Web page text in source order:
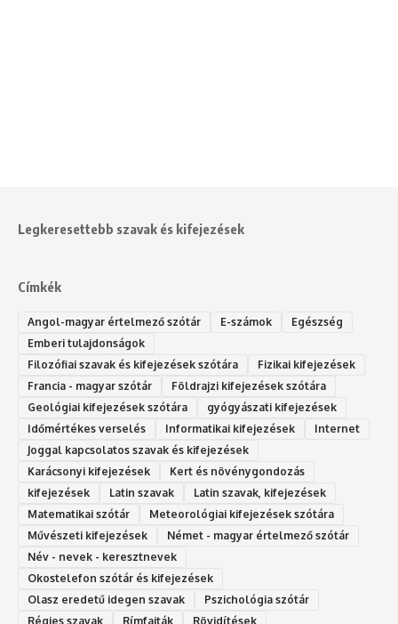
Legkeresettebb szavak és kifejezések
Címkék
Angol-magyar értelmező szótár E-számok
Egészség
Emberi tulajdonságok
Filozófiai szavak és kifejezések szótára
Fizikai kifejezések
Francia - magyar szótár
Földrajzi kifejezések szótára
Geológiai kifejezések szótára
gyógyászati kifejezések
Időmértékes verselés
Informatikai kifejezések
Internet
Joggal kapcsolatos szavak és kifejezések
Karácsonyi kifejezések
Kert és növénygondozás
kifejezések
Latin szavak
Latin szavak, kifejezések
Matematikai szótár
Meteorológiai kifejezések szótára
Művészeti kifejezések
Német - magyar értelmező szótár
Név - nevek - keresztnevek
Okostelefon szótár és kifejezések
Olasz eredetű idegen szavak
Ps‮gólohciz‬ia s‮átóz‬r
Régies szavak
Rímfajták Rövidítések